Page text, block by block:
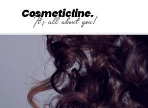
CosmeticLine.
It's all about you!
Frumusețe & Sănătate
Beauty & LifeStyle